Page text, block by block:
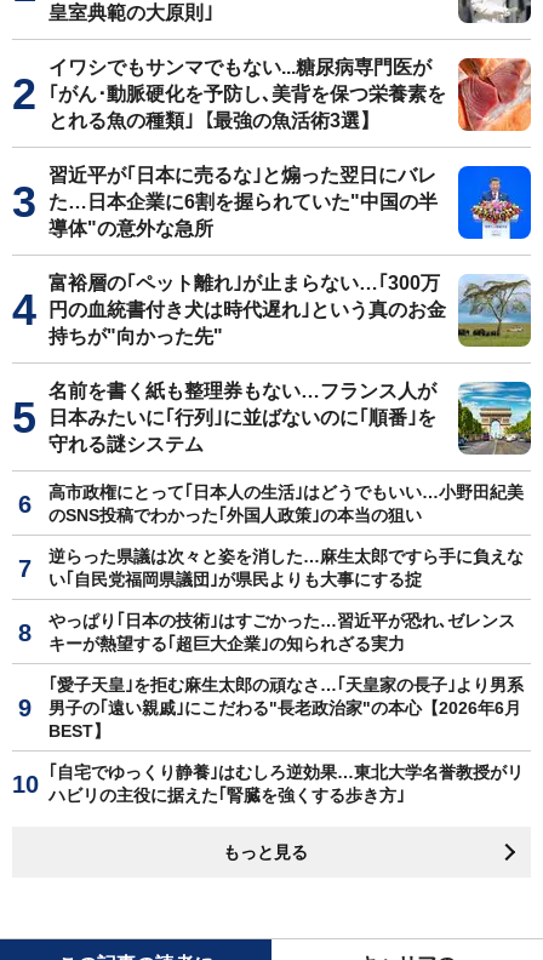
皇室典範の大原則｣
イワシでもサンマでもない...糖尿病専門医が
｢がん･動脈硬化を予防し､美背を保つ栄養素を
とれる魚の種類｣【最強の魚活術3選】
習近平が｢日本に売るな｣と煽った翌日にバレ
た…日本企業に6割を握られていた"中国の半
導体"の意外な急所
富裕層の｢ペット離れ｣が止まらない…｢300万
円の血統書付き犬は時代遅れ｣という真のお金
持ちが"向かった先"
名前を書く紙も整理券もない…フランス人が
日本みたいに｢行列｣に並ばないのに｢順番｣を
守れる謎システム
高市政権にとって｢日本人の生活｣はどうでもいい…小野田紀美
のSNS投稿でわかった｢外国人政策｣の本当の狙い
逆らった県議は次々と姿を消した…麻生太郎ですら手に負えな
い｢自民党福岡県議団｣が県民よりも大事にする掟
やっぱり｢日本の技術｣はすごかった…習近平が恐れ､ゼレンス
キーが熱望する｢超巨大企業｣の知られざる実力
｢愛子天皇｣を拒む麻生太郎の頑なさ…｢天皇家の長子｣より男系
男子の｢遠い親戚｣にこだわる"長老政治家"の本心【2026年6月
BEST】
｢自宅でゆっくり静養｣はむしろ逆効果…東北大学名誉教授がリ
ハビリの主役に据えた｢腎臓を強くする歩き方｣
もっと見る